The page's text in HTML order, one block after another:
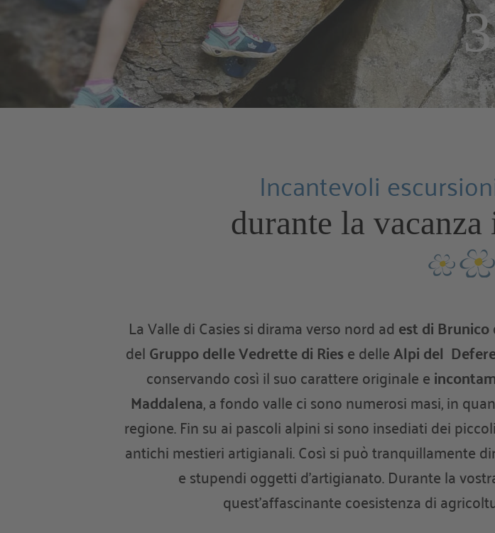
3
Incantevoli
durante la
La Valle di Casies si dirama verso nord ad est di Brunico
delGruppo delle Vedrette di Riese delleAlpi del
conservando così il suo carattere originale e
Maddalena, a fondo valle ci sono numerosi masi, in
regione. Fin su ai pascoli alpini si sono insediati dei piccoli
antichi mestieri artigianali. Così si può tranquillamente
e stupendi oggetti d’artigianato. Durante la
quest’affascinante coesistenza di